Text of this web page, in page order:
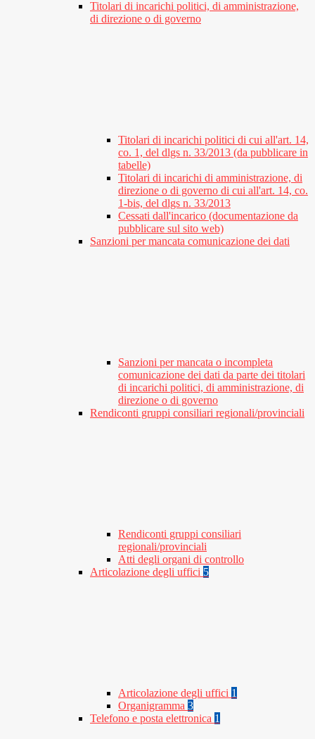
Titolari di incarichi politici, di amministrazione,
di direzione o di governo
Titolari di incarichi politici di cui all'art. 14,
co. 1, del dlgs n. 33/2013 (da pubblicare in
tabelle)
Titolari di incarichi di amministrazione, di
direzione o di governo di cui all'art. 14, co.
1-bis, del dlgs n. 33/2013
Cessati dall'incarico (documentazione da
pubblicare sul sito web)
Sanzioni per mancata comunicazione dei dati
Sanzioni per mancata o incompleta
comunicazione dei dati da parte dei titolari
di incarichi politici, di amministrazione, di
direzione o di governo
Rendiconti gruppi consiliari regionali/provinciali
Rendiconti gruppi consiliari
regionali/provinciali
Atti degli organi di controllo
Articolazione degli uffici 5
Articolazione degli uffici 1
Organigramma 3
Telefono e posta elettronica 1